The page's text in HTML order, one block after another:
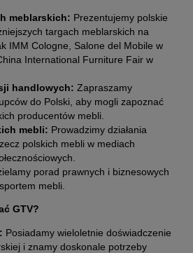
meblarskich: Prezentujemy polskie
targach meblarskich na
IMM Cologne, Salone del Mobile w
International Furniture Fair w
handlowych: Zapraszamy
do Polski, aby mogli zapoznać
producentów mebli.
mebli: Prowadzimy działania
polskich mebli w mediach
porad prawnych i biznesowych
mebli.
GTV?
Posiadamy wieloletnie doświadczenie
i znamy doskonale potrzeby